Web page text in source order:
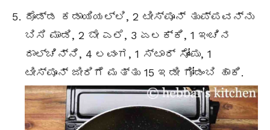
ದೊಡ್ಡ ಕಡಾಯಿಯಲ್ಲಿ, 2 ಟೀಸ್ಪೂನ್ ತುಪ್ಪವನ್ನು
ಬಿಸಿ ಮಾಡಿ, 2 ಬೇ ಎಲೆ, 3 ಏಲಕ್ಕಿ, 1 ಇಂಚಿನ
ದಾಲ್ಚಿನ್ನಿ, 4 ಲವಂಗ, 1 ಸ್ಟಾರ್ ಸೋಂಪು, 1
ಟೀಸ್ಪೂನ್ ಜೀರಿಗೆ ಮತ್ತು 15 ಇಡೀ ಗೋಡಂಬಿ ಹಾಕಿ.